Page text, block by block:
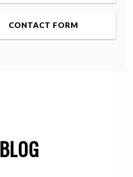
CONTACT FORM
BLOG